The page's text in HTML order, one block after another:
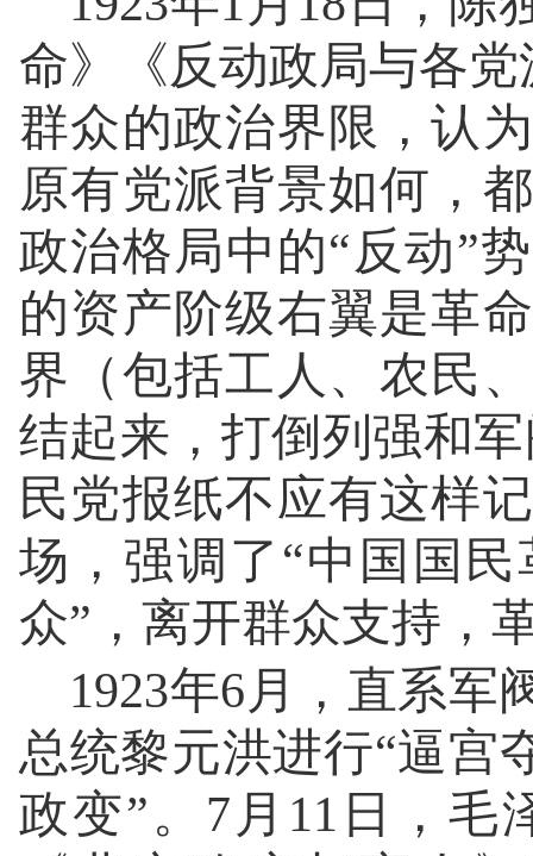
命》《反动政局与各
群众的政治界限，认
原有党派背景如何，
政治格局中的“反动”
的资产阶级右翼是革
界（包括工人、农民
结起来，打倒列强和
民党报纸不应有这样
场，强调了“中国国
众”，离开群众支持，
1923年6月，直系军
总统黎元洪进行“逼宫
政变”。7月11日，毛